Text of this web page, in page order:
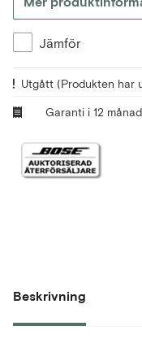
Jämför
Utgått (Produkten har
Garanti i 12
Beskrivning